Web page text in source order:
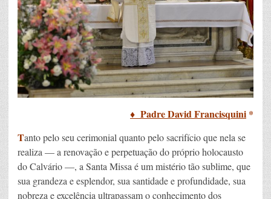
♦ Padre David Francisquini *
Tanto pelo seu cerimonial quanto pelo sacrifício que nela se
realiza — a renovação e perpetuação do próprio holocausto
do Calvário —, a Santa Missa é um mistério tão sublime, que
sua grandeza e esplendor, sua santidade e profundidade, sua
nobreza e excelência ultrapassam o conhecimento dos